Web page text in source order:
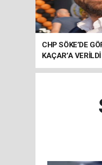
CHP SÖKE’DE
KAÇAR’A VERİLDİ